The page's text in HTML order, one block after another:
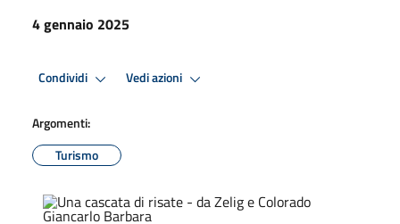
4 gennaio 2025
Condividi Vedi azioni
Argomenti:
Turismo